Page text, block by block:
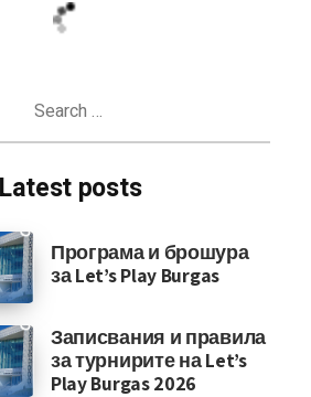
Latest posts
Програма и брошура
за Let’s Play Burgas
Записвания и правила
за турнирите на Let’s
Play Burgas 2026